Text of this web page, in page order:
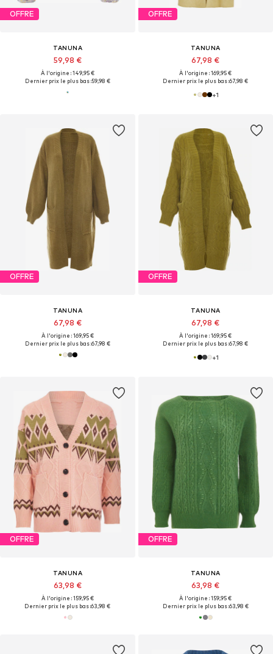
OFFRE
TANUNA
59,98 €
À l'origine : 149,95 €
Dernier prix le plus bas :59,98 €
OFFRE
TANUNA
67,98 €
À l'origine : 169,95 €
Dernier prix le plus bas :67,98 €
+1
OFFRE
TANUNA
67,98 €
À l'origine : 169,95 €
Dernier prix le plus bas :67,98 €
OFFRE
TANUNA
67,98 €
À l'origine : 169,95 €
Dernier prix le plus bas :67,98 €
+1
OFFRE
TANUNA
63,98 €
À l'origine : 159,95 €
Dernier prix le plus bas :63,98 €
OFFRE
TANUNA
63,98 €
À l'origine : 159,95 €
Dernier prix le plus bas :63,98 €